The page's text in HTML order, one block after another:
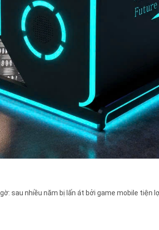
sau nhiều năm bị lấn át bởi game mobile tiện